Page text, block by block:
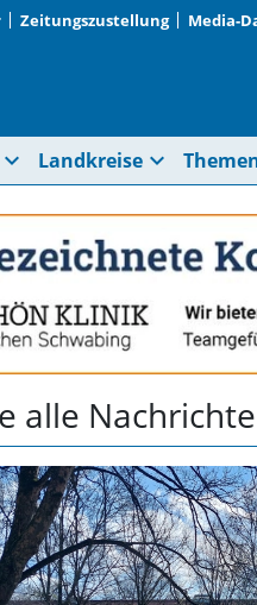
Zeitungszustellung Media-
expand_more Landkreise expand_more
alle